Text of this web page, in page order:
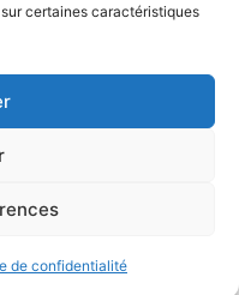
certaines caractéristiques
de confidentialité
Agenda de Zaboo
(UE)